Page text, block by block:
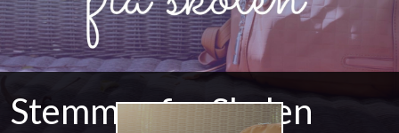
Stemmer fra Skolen